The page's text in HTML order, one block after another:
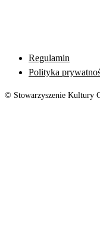
Regulamin
Polityka
© Stowarzyszenie Kultury